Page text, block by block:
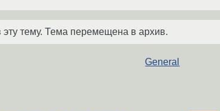
тему. Тема перемещена в архив.
General